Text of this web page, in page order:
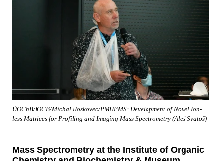
ÚOChB/IOCB/Michal Hoskovec/PMHPMS: Development of Novel Ion-
less Matrices for Profiling and Imaging Mass Spectrometry (Aleš Svatoš)
Mass Spectrometry at the Institute of Organic